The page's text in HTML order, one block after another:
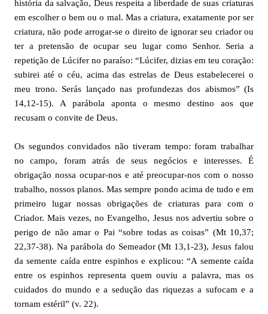
história da salvação, Deus respeita a liberdade de suas criaturas
em escolher o bem ou o mal. Mas a criatura, exatamente por ser
criatura, não pode arrogar-se o direito de ignorar seu criador ou
ter a pretensão de ocupar seu lugar como Senhor. Seria a
repetição de Lúcifer no paraíso: “Lúcifer, dizias em teu coração:
subirei até o céu, acima das estrelas de Deus estabelecerei o
meu trono. Serás lançado nas profundezas dos abismos” (Is
14,12-15). A parábola aponta o mesmo destino aos que
recusam o convite de Deus.
Os segundos convidados não tiveram tempo: foram trabalhar
no campo, foram atrás de seus negócios e interesses. É
obrigação nossa ocupar-nos e até preocupar-nos com o nosso
trabalho, nossos planos. Mas sempre pondo acima de tudo e em
primeiro lugar nossas obrigações de criaturas para com o
Criador. Mais vezes, no Evangelho, Jesus nos advertiu sobre o
perigo de não amar o Pai “sobre todas as coisas” (Mt 10,37;
22,37-38). Na parábola do Semeador (Mt 13,1-23), Jesus falou
da semente caída entre espinhos e explicou: “A semente caída
entre os espinhos representa quem ouviu a palavra, mas os
cuidados do mundo e a sedução das riquezas a sufocam e a
tornam estéril” (v. 22).